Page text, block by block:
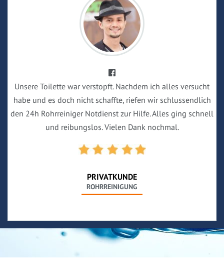
Unsere Toilette war verstopft. Nachdem ich alles versucht
habe und es doch nicht schaffte, riefen wir schlussendlich
den 24h Rohrreiniger Notdienst zur Hilfe. Alles ging schnell
und reibungslos. Vielen Dank nochmal.
PRIVATKUNDE
ROHRREINIGUNG